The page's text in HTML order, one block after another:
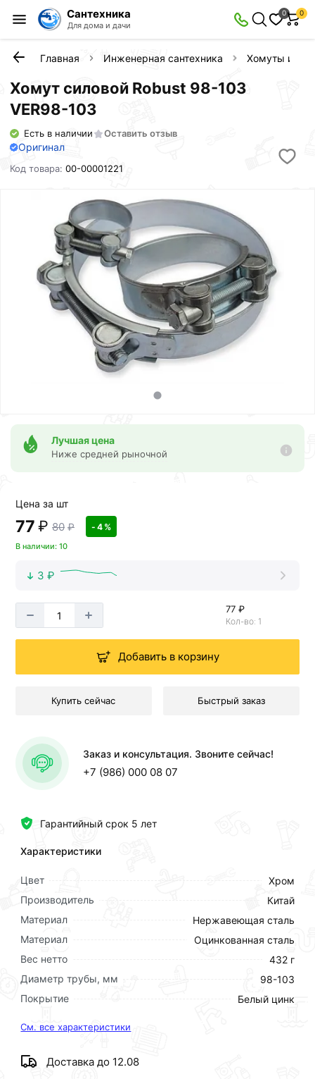
Сантехника
Для дома и дачи
0 0
Главная Инженерная сантехника Хомуты и
Хомут силовой Robust 98-103
VER98-103
Есть в наличии Оставить отзыв
Оригинал
Код товара:00-00001221
Гарантийный срок 5 лет
Характеристики
Цвет
Хром
Производитель
Китай
Материал
Нержавеющая сталь
Материал
Оцинкованная сталь
Вес нетто
432 г
Диаметр трубы, мм
98-103
Покрытие
Белый цинк
См. все характеристики
Доставка до 12.08
Лучшая цена
Ниже средней рыночной
Цена за шт
77 ₽ 80 ₽ - 4 %
В наличии: 10
3 ₽
77 ₽
Кол-во: 1
Добавить в корзину
Купить сейчас Быстрый заказ
Заказ и консультация. Звоните сейчас!
+7 (986) 000 08 07